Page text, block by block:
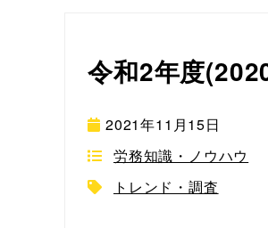
令和2年度
2021年11月15日
労務知識・ノウハウ
トレンド・調査